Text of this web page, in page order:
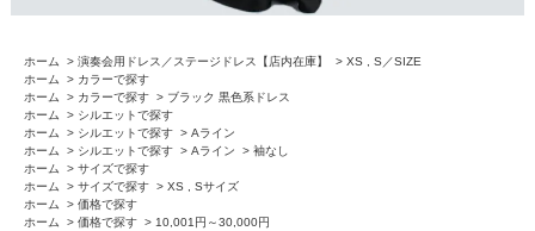
ホーム > 演奏会用ドレス／ステージドレス【店内在庫】 > XS , S／SIZE
ホーム
> カラーで探す
ホーム
> カラーで探す > ブラック 黒色系ドレス
ホーム
> シルエットで探す
ホーム
> シルエットで探す > Aライン
ホーム
> シルエットで探す > Aライン > 袖なし
ホーム
> サイズで探す
ホーム
> サイズで探す > XS , Sサイズ
ホーム
> 価格で探す
ホーム
> 価格で探す > 10,001円～30,000円